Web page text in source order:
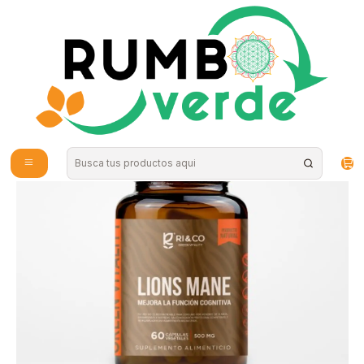
Envío gratis por compras sobre los 59.990 en la provincia de Santiago